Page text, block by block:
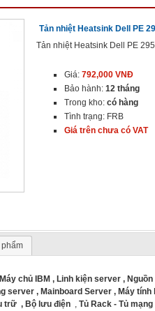
Tản nhiệt Heatsink Dell PE
Tản nhiệt Heatsink Dell PE
Giá: 792,000 VNĐ
Bảo hành: 12 tháng
Trong kho: có hàng
Tình trạng: FRB
Giá trên chưa có VAT
Máy chủ IBM, Linh kiện server,
server , Mainboard Server, Máy tính
trữ , Bộ lưu điện Tủ Rack - Tủ mạng